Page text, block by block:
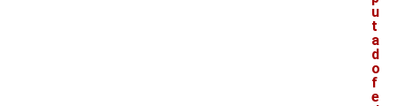
u
t
a
d
o
f
e